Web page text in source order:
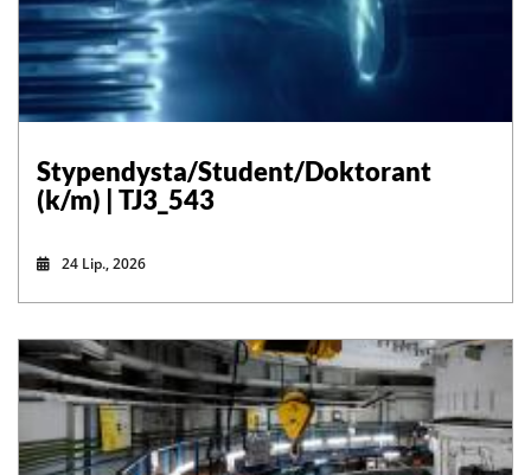
Stypendysta/Student/Doktorant
(k/m) | TJ3_543
24 Lip., 2026